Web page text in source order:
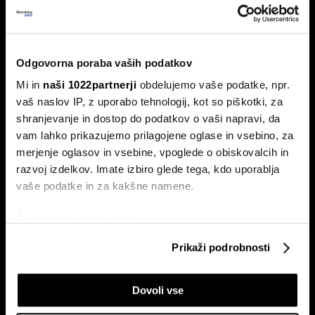
Odgovorna poraba vaših podatkov
Mi in naši 1022partnerji obdelujemo vaše podatke, npr.
vaš naslov IP, z uporabo tehnologij, kot so piškotki, za
shranjevanje in dostop do podatkov o vaši napravi, da
vam lahko prikazujemo prilagojene oglase in vsebino, za
merjenje oglasov in vsebine, vpoglede o obiskovalcih in
razvoj izdelkov. Imate izbiro glede tega, kdo uporablja
vaše podatke in za kakšne namene.
Identificirati napravo z aktivnim preverjanjem
lastnosti (odčitavanje prstnih odtisov)
Poglejte si še, kako se obdelujejo vaši osebni podatki in
Prikaži podrobnosti
Dovoli vse
Ceuta maje Schengen;
avtoprevoznik Peter Pišek: Če pride
do motenj, lahko samo zapremo
Danes krizni sestanek EU, Italija za izključitev Španije,
Francija krepi nadzor, Avstrija razmišlja o mejnih zaporah.
kjer ga najbolj boli